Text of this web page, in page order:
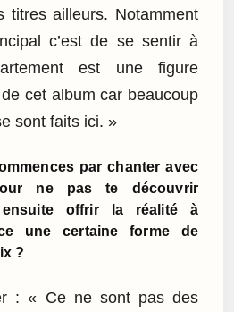
titres ailleurs. Notamment
c’est de se sentir à
est une figure
cet album car beaucoup
sont faits ici. »
par chanter avec
ne pas te découvrir
offrir la réalité à
une certaine forme de
?
: « Ce ne sont pas des